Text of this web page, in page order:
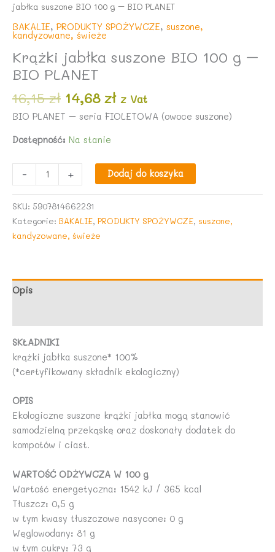
jabłka suszone BIO 100 g – BIO PLANET
BAKALIE, PRODUKTY SPOŻYWCZE, suszone,
kandyzowane, świeże
Krążki jabłka suszone BIO 100 g –
BIO PLANET
16,15zł Pierwotna
cena
16,15 zł.
14,68 złAktualna
cena
z Vat
BIO PLANET – seria FIOLETOWA (owoce suszone)
Dostępność: Na stanie
-
Krążki
BIO
+ Dodaj do koszyka
SKU: 5907814662231
Kategorie: BAKALIE, PRODUKTY SPOŻYWCZE, suszone,
kandyzowane, świeże
Opis
SKŁADNIKI
krążki jabłka suszone* 100%
(*certyfikowany składnik ekologiczny)
OPIS
Ekologiczne suszone krążki jabłka mogą stanowić
samodzielną przekąskę oraz doskonały dodatek do
kompotów i ciast.
WARTOŚĆ ODŻYWCZA W 100 g
Wartość energetyczna: 1542 kJ / 365 kcal
Tłuszcz: 0,5 g
w tym kwasy tłuszczowe nasycone: 0 g
Węglowodany: 81 g
w tym cukry: 73 g